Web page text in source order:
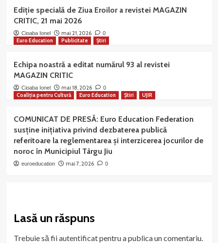
Ediție specială de Ziua Eroilor a revistei MAGAZIN
CRITIC, 21 mai 2026
Cioaba Ionel mai 21, 2026 0
Euro Education Publicitate Știri
Echipa noastră a editat numărul 93 al revistei
MAGAZIN CRITIC
Cioaba Ionel mai 18, 2026 0
Coaliția pentru Cultură Euro Education Știri UJIR
COMUNICAT DE PRESĂ: Euro Education Federation
susține inițiativa privind dezbaterea publică
referitoare la reglementarea și interzicerea jocurilor de
noroc în Municipiul Târgu Jiu
euroeducation mai 7, 2026 0
Lasă un răspuns
Trebuie să fiiautentificatpentru a publica un comentariu.